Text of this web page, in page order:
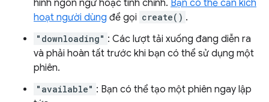
hình ngôn ngữ hoặc tinh chỉnh. Bạn có thể cần kích
hoạt người dùng để gọi create() .
"downloading" : Các lượt tải xuống đang diễn ra
và phải hoàn tất trước khi bạn có thể sử dụng một
phiên.
"available" : Bạn có thể tạo một phiên ngay lập